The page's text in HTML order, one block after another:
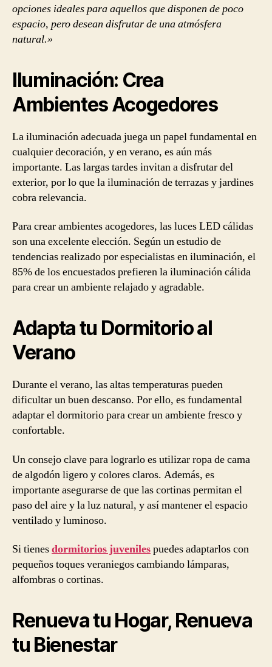
opciones ideales para aquellos que disponen de poco
espacio, pero desean disfrutar de una atmósfera
natural.»
Iluminación: Crea
Ambientes Acogedores
La iluminación adecuada juega un papel fundamental en
cualquier decoración, y en verano, es aún más
importante. Las largas tardes invitan a disfrutar del
exterior, por lo que la iluminación de terrazas y jardines
cobra relevancia.
Para crear ambientes acogedores, las luces LED cálidas
son una excelente elección. Según un estudio de
tendencias realizado por especialistas en iluminación, el
85% de los encuestados prefieren la iluminación cálida
para crear un ambiente relajado y agradable.
Adapta tu Dormitorio al
Verano
Durante el verano, las altas temperaturas pueden
dificultar un buen descanso. Por ello, es fundamental
adaptar el dormitorio para crear un ambiente fresco y
confortable.
Un consejo clave para lograrlo es utilizar ropa de cama
de algodón ligero y colores claros. Además, es
importante asegurarse de que las cortinas permitan el
paso del aire y la luz natural, y así mantener el espacio
ventilado y luminoso.
Si tienesdormitorios juvenilespuedes adaptarlos con
pequeños toques veraniegos cambiando lámparas,
alfombras o cortinas.
Renueva tu Hogar, Renueva
tu Bienestar